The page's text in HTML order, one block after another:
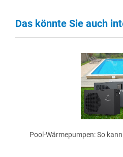
Das könnte Sie auch
Pool-Wärmepumpen: So